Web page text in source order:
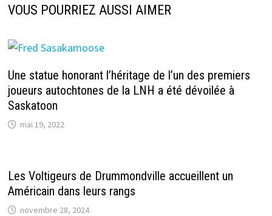
VOUS POURRIEZ AUSSI AIMER
Une statue honorant l’héritage de l’un des premiers
joueurs autochtones de la LNH a été dévoilée à
Saskatoon
mai 19, 2022
Les Voltigeurs de Drummondville accueillent un
Américain dans leurs rangs
novembre 28, 2024